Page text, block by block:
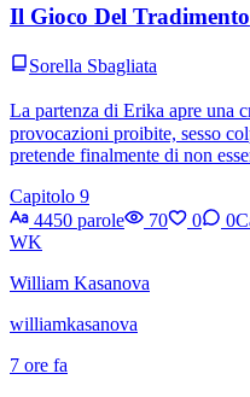
Il Gioco Del Tradimento
Sorella Sbagliata
La partenza di Erika apre una
provocazioni proibite, sesso
pretende finalmente di non
Capitolo 9
4450 parole
70 0 0
WK
William Kasanova
williamkasanova
7 ore fa